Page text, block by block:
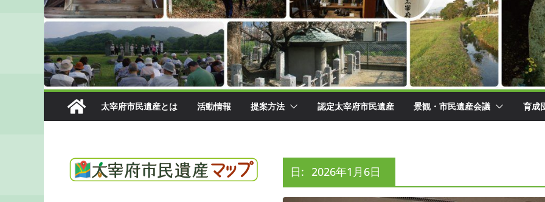
太宰府市民遺産とは 活動情報 提案方法 認定太宰府市民遺産 景観・市民遺産会議 育成
日: 2026年1月6日